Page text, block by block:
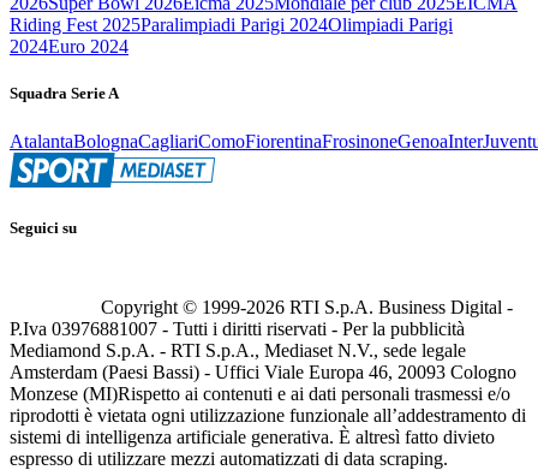
Riding Fest 2025Paralimpiadi Parigi 2024Olimpiadi Parigi
2024Euro 2024
Squadra Serie A
AtalantaBolognaCagliariComoFiorentinaFrosinoneGenoaInter
Seguici su
Copyright © 1999-2026 RTI S.p.A. Business Digital -
P.Iva 03976881007 - Tutti i diritti riservati - Per la pubblicità
Mediamond S.p.A. - RTI S.p.A., Mediaset N.V., sede legale
Amsterdam (Paesi Bassi) - Uffici Viale Europa 46, 20093 Cologno
Monzese (MI)Rispetto ai contenuti e ai dati personali trasmessi e/o
riprodotti è vietata ogni utilizzazione funzionale all’addestramento di
sistemi di intelligenza artificiale generativa. È altresì fatto divieto
espresso di utilizzare mezzi automatizzati di data scraping.